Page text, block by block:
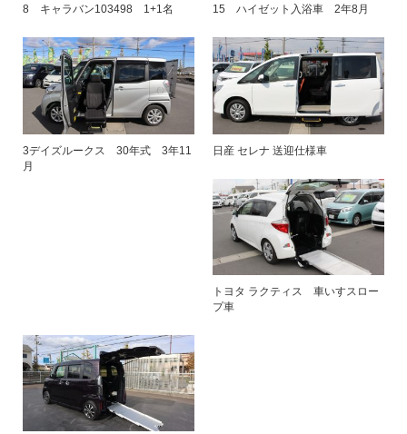
8 キャラバン103498 1+1名 15 ハイゼット入浴車 2年8月
3デイズルークス 30年式 3年11
月
日産 セレナ 送迎仕様車
トヨタ ラクティス 車いすスロー
プ車